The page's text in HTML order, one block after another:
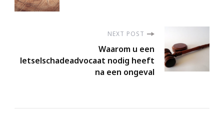
NEXT POST
Waarom u een
letselschadeadvocaat nodig heeft
na een ongeval